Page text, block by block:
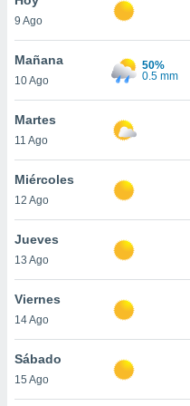
y
en
más
de
9 Ago
Mañana
10 Ago
50%
0.5 mm
Martes
11 Ago
Miércoles
12 Ago
Jueves
13 Ago
Viernes
14 Ago
Sábado
15 Ago